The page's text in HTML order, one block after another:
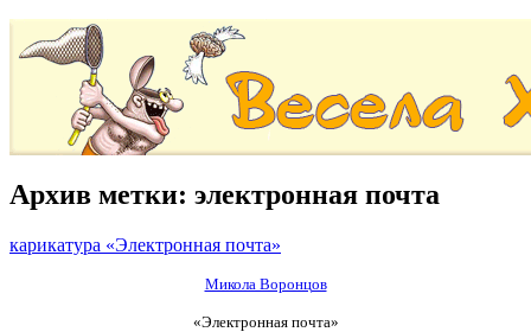
Архив метки: электронная почта
карикатура «Электронная почта»
Микола Воронцов
«Электронная почта»